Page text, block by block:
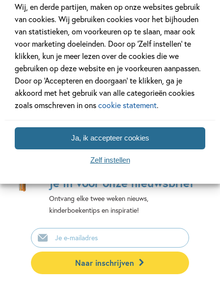
Wij, en derde partijen, maken op onze websites gebruik
van cookies. Wij gebruiken cookies voor het bijhouden
van statistieken, om voorkeuren op te slaan, maar ook
voor marketing doeleinden. Door op ‘Zelf instellen’ te
klikken, kun je meer lezen over de cookies die we
gebruiken op deze website en je voorkeuren aanpassen.
Door op ‘Accepteren en doorgaan’ te klikken, ga je
akkoord met het gebruik van alle categorieën cookies
zoals omschreven in onscookie statement.
Ja, ik accepteer cookies
Zelf instellen
Pippi Langkous
9 delen
Bekijk alle series
Mis geen enkel kinderboek
je in voor onze nieuwsbrief
Ontvang elke twee weken nieuws,
kinderboekentips en inspiratie!
E-
mailadres
Naar inschrijven